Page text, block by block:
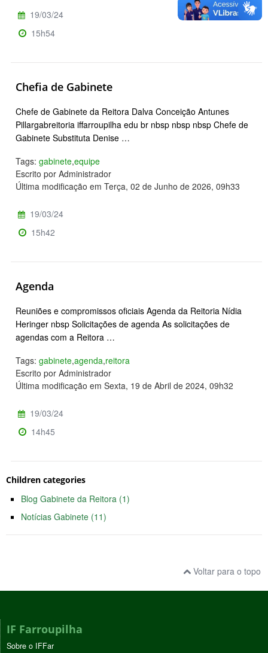
19/03/24
15h54
Chefia de Gabinete
Chefe de Gabinete da Reitora Dalva Conceição Antunes
Pillargabreitoria iffarroupilha edu br nbsp nbsp nbsp Chefe de
Gabinete Substituta Denise …
Tags: gabinete,equipe
Escrito por Administrador
Última modificação em Terça, 02 de Junho de 2026, 09h33
19/03/24
15h42
Agenda
Reuniões e compromissos oficiais Agenda da Reitoria Nídia
Heringer nbsp Solicitações de agenda As solicitações de
agendas com a Reitora …
Tags: gabinete,agenda,reitora
Escrito por Administrador
Última modificação em Sexta, 19 de Abril de 2024, 09h32
19/03/24
14h45
Children categories
Blog Gabinete da Reitora (1)
Notícias Gabinete (11)
Voltar para o topo
IF Farroupilha
Sobre o IFFar